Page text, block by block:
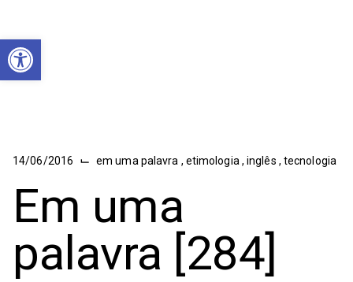
Abrir a barra de ferramentas
14/06/2016 ⌙ em uma palavra , etimologia ,inglês , tecnologia
Em uma
palavra [284]